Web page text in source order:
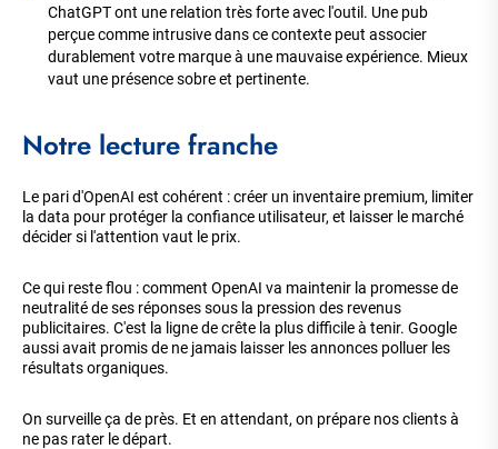
ChatGPT ont une relation très forte avec l'outil. Une pub
perçue comme intrusive dans ce contexte peut associer
durablement votre marque à une mauvaise expérience. Mieux
vaut une présence sobre et pertinente.
Notre lecture franche
Le pari d'OpenAI est cohérent : créer un inventaire premium, limiter
la data pour protéger la confiance utilisateur, et laisser le marché
décider si l'attention vaut le prix.
Ce qui reste flou : comment OpenAI va maintenir la promesse de
neutralité de ses réponses sous la pression des revenus
publicitaires. C'est la ligne de crête la plus difficile à tenir. Google
aussi avait promis de ne jamais laisser les annonces polluer les
résultats organiques.
On surveille ça de près. Et en attendant, on prépare nos clients à
ne pas rater le départ.